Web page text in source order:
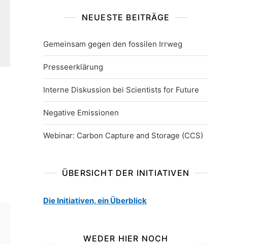
NEUESTE BEITRÄGE
Gemeinsam gegen den fossilen Irrweg
Presseerklärung
Interne Diskussion bei Scientists for Future
Negative Emissionen
Webinar: Carbon Capture and Storage (CCS)
ÜBERSICHT DER INITIATIVEN
Die Initiativen, ein Überblick
WEDER HIER NOCH